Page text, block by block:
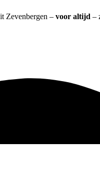
Zevenbergen – voor altijd –